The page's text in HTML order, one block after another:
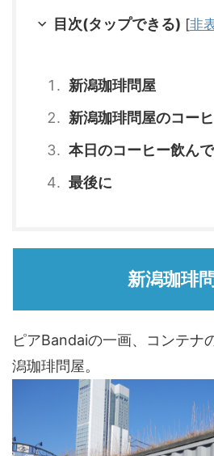
目次(タップできる) [非
新潟珈琲問屋
新潟珈琲問屋のコー
本日のコーヒー飲ん
最後に
新潟珈琲
ピアBandaiの一画、コンテナ
潟珈琲問屋。